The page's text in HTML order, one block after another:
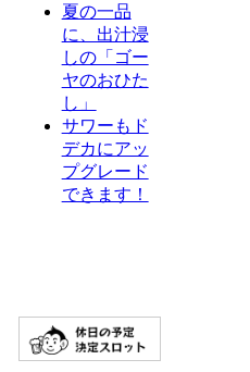
夏の一品
に、出汁浸
しの「ゴー
ヤのおひた
し」
サワーもド
デカにアッ
プグレード
できます！